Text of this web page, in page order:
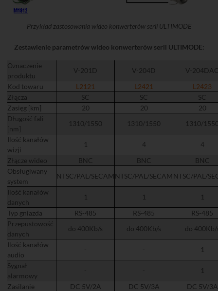
Przykład zastosowania wideo konwerterów serii ULTIMODE
Zestawienie parametrów wideo konwerterów serii ULTIMODE:
Oznaczenie
produktu
V-201D V-204D
V-
Kod towaru
L2121 L2421
L2423
Złącza
SC SC
SC
Zasięg [km]
20 20
20
Długość fali
[nm]
1310/1550 1310/1550
1310/
Ilość kanałów
wizji
1 4
4
Złącze wideo
BNC BNC
BNC
Obsługiwany
system
NTSC/PAL/SECAM NTSC/PAL/SECAM NTSC/PAL/
Ilość kanałów
danych
1 1
1
Typ gniazda
RS-485 RS-485
RS-485
Przepustowość
danych
do 400Kb/s do 400Kb/s
do 400Kb/
Ilość kanałów
audio
- -
1
Sygnał
alarmowy
- -
1
Zasilanie
DC 5V/2A DC 5V/3A DC 5V/3A